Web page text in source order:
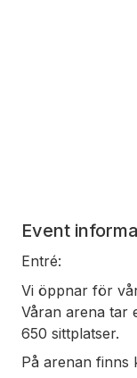
Event
Entré:
Vi öppnar för
Våran arena tar
650 sittplatser.
På arenan finns